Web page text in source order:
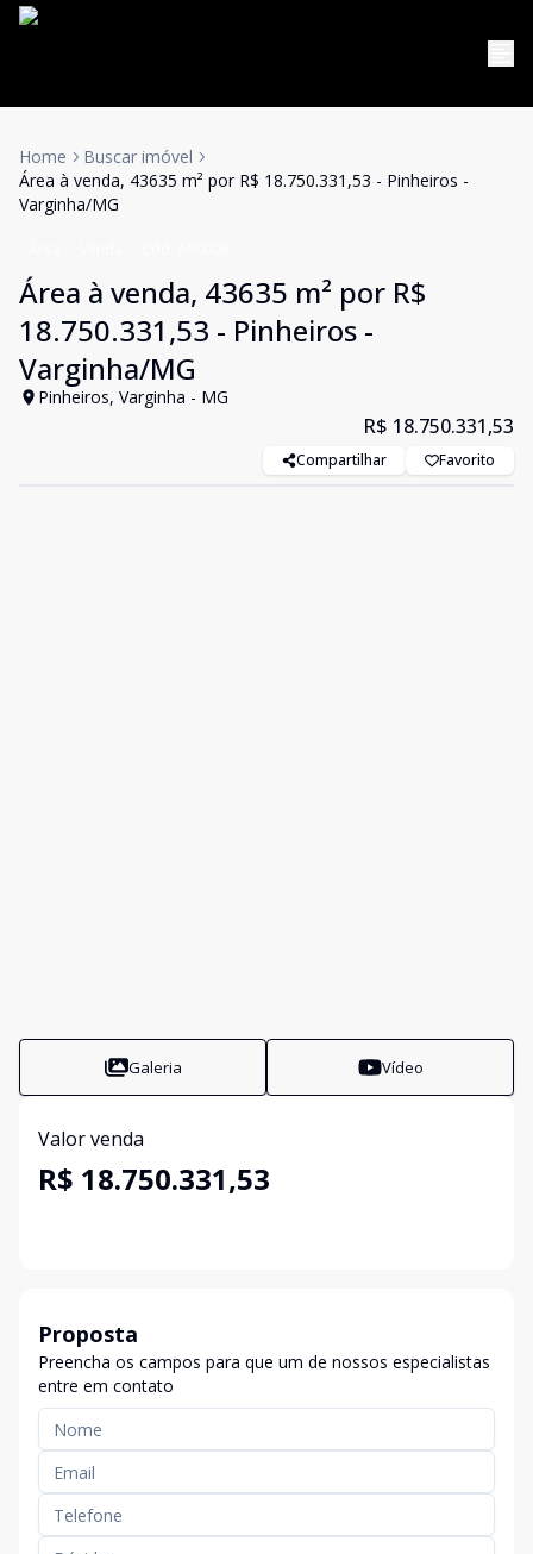
Home
Buscar imóvel
Área à venda, 43635 m² por R$ 18.750.331,53 - Pinheiros -
Varginha/MG
Área à venda, 43635 m² por R$
18.750.331,53 - Pinheiros -
Varginha/MG
Pinheiros, Varginha - MG
R$ 18.750.331,53
Compartilhar Favorito
Galeria Vídeo
Valor venda
R$ 18.750.331,53
Proposta
Preencha os campos para que um de nossos especialistas
entre em contato